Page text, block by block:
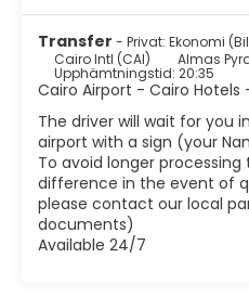
några av Kairos turkiska bad
Kairo är komplett utan att se
Exotisk atmosfär, kaotisk
charmiga människor, Kairo
städer i världen överträffar
arkitektoniska stilar. Kairo är
hel värld.
Transfer - Privat: Ekonomi
Cairo Intl (CAI)
Almas
Upphämtningstid: 20:35
Cairo Airport - Cairo
The driver will wait for you
airport with a sign (your
To avoid longer
difference in the event of
please contact our local
documents)
Available 24/7